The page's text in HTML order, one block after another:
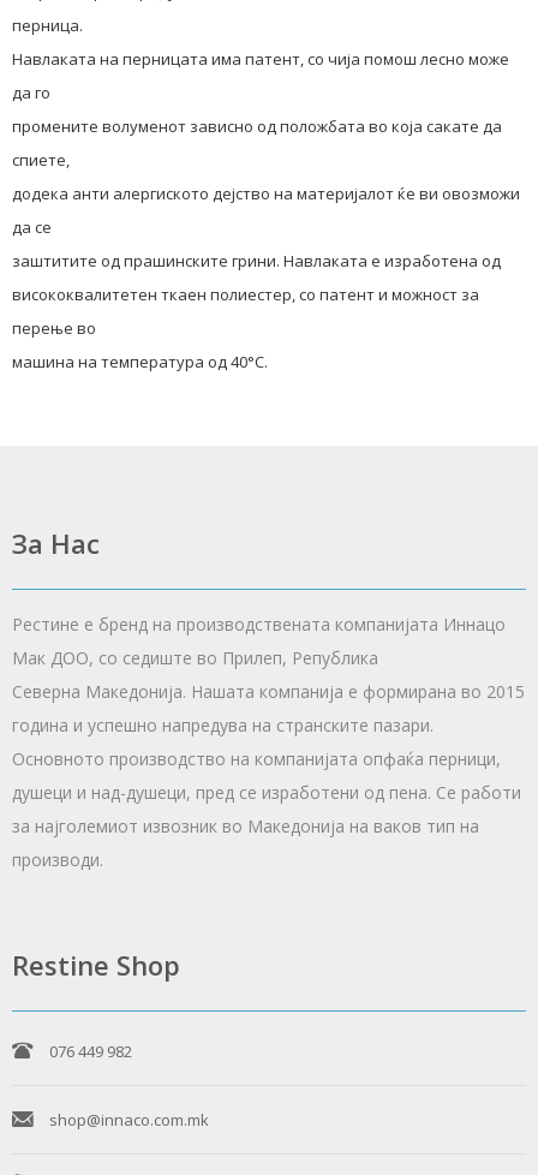
перница.
Навлаката на перницата има патент, со чија помош лесно може
да го
промените волуменот зависно од положбата во која сакате да
спиете,
додека анти алергиското дејство на материјалот ќе ви овозможи
да се
заштитите од прашинските грини. Навлаката е изработена од
висококвалитетен ткаен полиестер, со патент и можност за
перење во
машина на температура од 40°C.
За Нас
Рестине е бренд на производствената компанијата Иннацо
Мак ДОО, со седиште во Прилеп, Република
Северна Македонија. Нашата компанија е формирана во 2015
година и успешно напредува на странските пазари.
Основното производство на компанијата опфаќа перници,
душеци и над-душеци, пред се изработени од пена. Се работи
за најголемиот извозник во Македонија на ваков тип на
производи.
Restine Shop
076 449 982
shop@innaco.com.mk